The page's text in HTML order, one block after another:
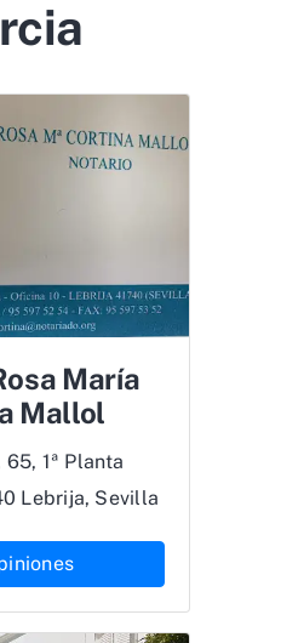
María
Mallol
1ª Planta
Lebrija, Sevilla